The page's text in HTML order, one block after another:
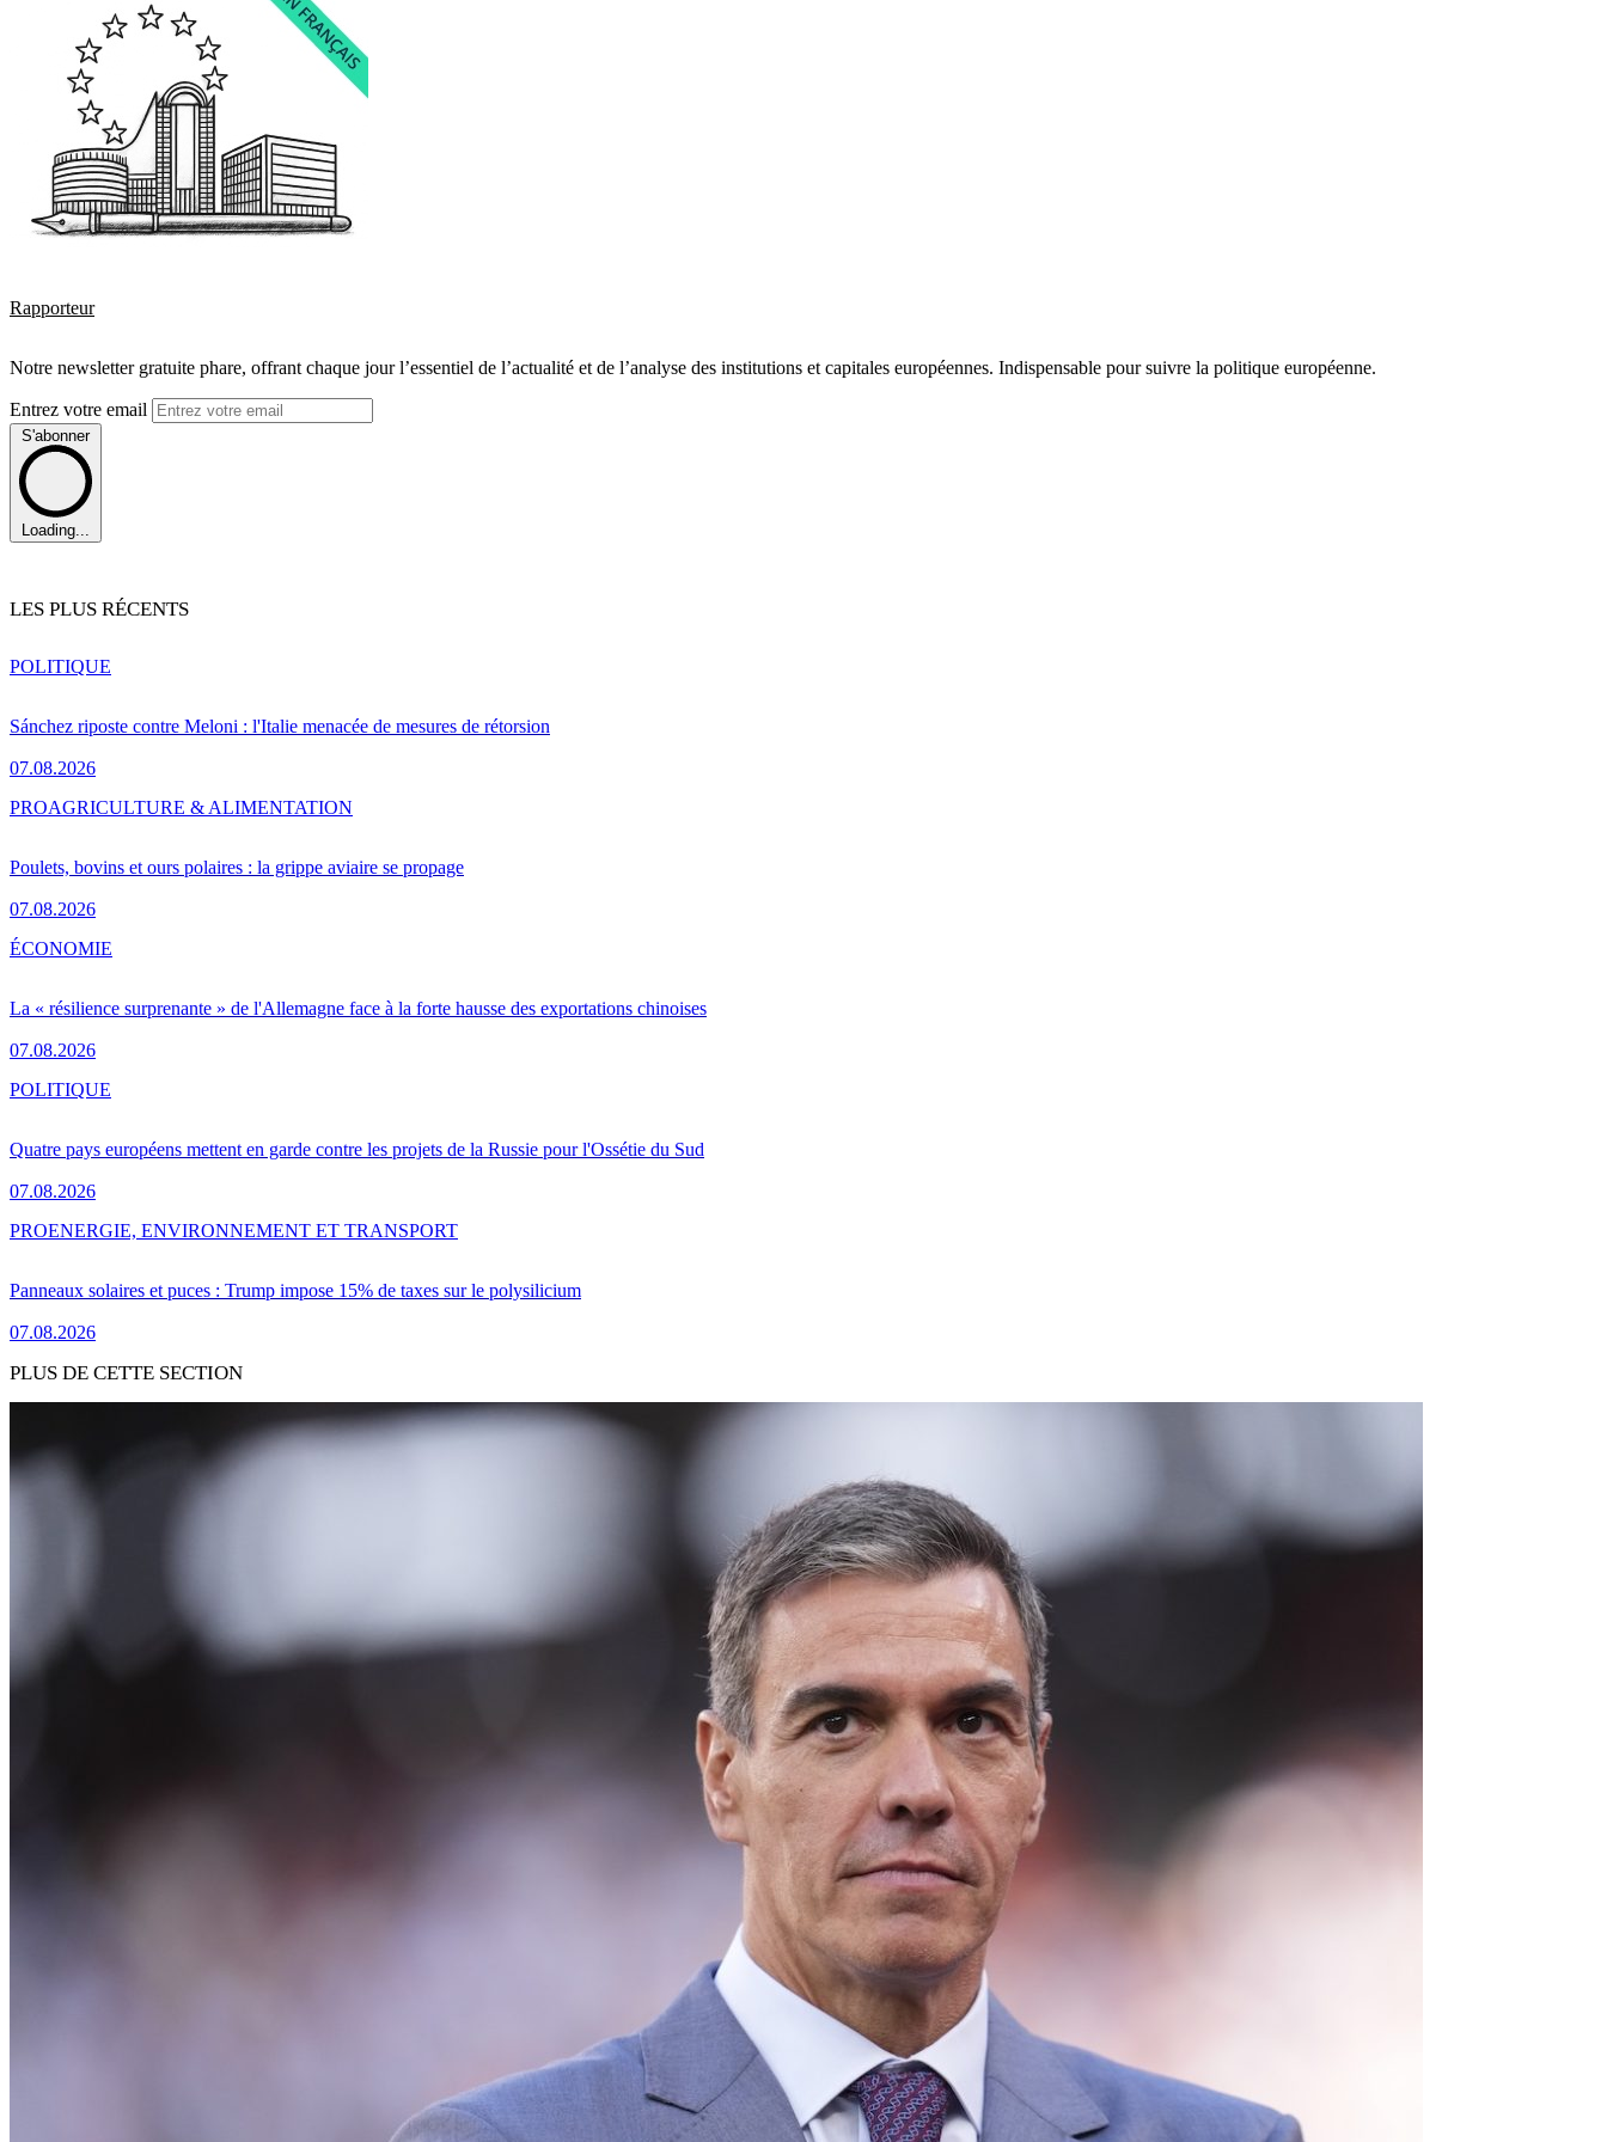
Rapporteur
Notre newsletter gratuite phare, offrant chaque jour l’essentiel de l’actualité et de l’analyse des institutions et capitales européennes. Indispensable pour suivre la politique européenne.
Entrez votre email
S'abonner
Loading...
LES PLUS RÉCENTS
Sánchez riposte contre Meloni : l'Italie menacée de mesures de rétorsion
07.08.2026
POLITIQUE
Poulets, bovins et ours polaires : la grippe aviaire se propage
07.08.2026
PROAGRICULTURE & ALIMENTATION
La « résilience surprenante » de l'Allemagne face à la forte hausse des exportations chinoises
07.08.2026
ÉCONOMIE
Quatre pays européens mettent en garde contre les projets de la Russie pour l'Ossétie du Sud
07.08.2026
POLITIQUE
Panneaux solaires et puces : Trump impose 15% de taxes sur le polysilicium
07.08.2026
PROENERGIE, ENVIRONNEMENT ET TRANSPORT
PLUS DE CETTE SECTION